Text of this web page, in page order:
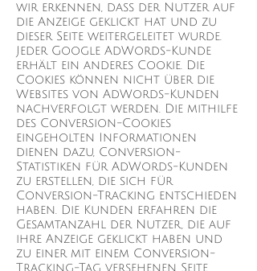
wir erkennen, dass der Nutzer auf
die Anzeige geklickt hat und zu
dieser Seite weitergeleitet wurde.
Jeder Google AdWords-Kunde
erhält ein anderes Cookie. Die
Cookies können nicht über die
Websites von AdWords-Kunden
nachverfolgt werden. Die mithilfe
des Conversion-Cookies
eingeholten Informationen
dienen dazu, Conversion-
Statistiken für AdWords-Kunden
zu erstellen, die sich für
Conversion-Tracking entschieden
haben. Die Kunden erfahren die
Gesamtanzahl der Nutzer, die auf
ihre Anzeige geklickt haben und
zu einer mit einem Conversion-
Tracking-Tag versehenen Seite